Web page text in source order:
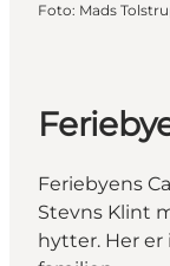
Foto: Mads
Feriebyens
Stevns Klint
hytter. Her